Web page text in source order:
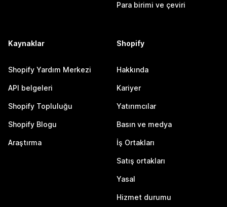
Para birimi ve çeviri
Kaynaklar
Shopify Yardım Merkezi
API belgeleri
Shopify Topluluğu
Shopify Blogu
Araştırma
Shopify
Hakkında
Kariyer
Yatırımcılar
Basın ve medya
İş Ortakları
Satış ortakları
Yasal
Hizmet durumu